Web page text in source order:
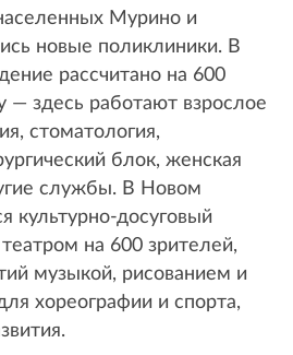
Мурино и
новые поликлиники. В
рассчитано на 600
— здесь работают взрослое
стоматология,
блок, женская
службы. В Новом
культурно-досуговый
на 600 зрителей,
музыкой, рисованием и
хореографии и спорта,